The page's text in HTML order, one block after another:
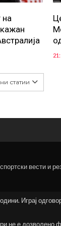
статии
вести и
Играј
не е